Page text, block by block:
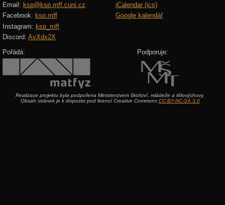
Email: ksp@ksp.mff.cuni.cz
Facebook: ksp.mff
Instagram: ksp_mff
Discord: AvXdx2X
iCalendar (ics)
Google kalendář
Pořádá: Podporuje:
Realizace projektu byla podpořena Ministerstvem školství, mládeže a tělovýchovy.
Obsah stránek je k dispozici pod licencí Creative Commons CC-BY-NC-SA 3.0